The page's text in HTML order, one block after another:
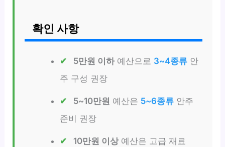
확인 사항
5만원 이하예산으로 3~4종류안
주 구성 권장
5~10만원 예산은 5~6종류안주
준비 권장
10만원 이상예산은 고급 재료